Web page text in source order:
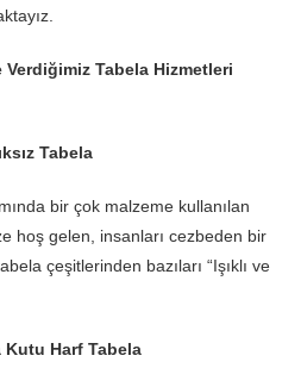
Tabela Hizmetleri
Tabela
bir çok malzeme kullanılan
hoş gelen, insanları cezbeden bir
çeşitlerinden bazıları “Işıklı ve
Kutu Harf Tabela